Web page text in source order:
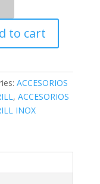
to cart
ACCESORIOS
,ACCESORIOS
INOX